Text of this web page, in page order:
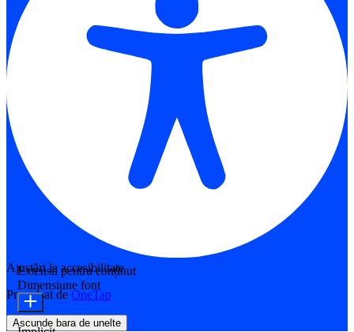
Ajustări la accesibilitate
Propulsat de OneTap
Ascunde bara de unelte
Extensii pentru conținut
Dimensiune font